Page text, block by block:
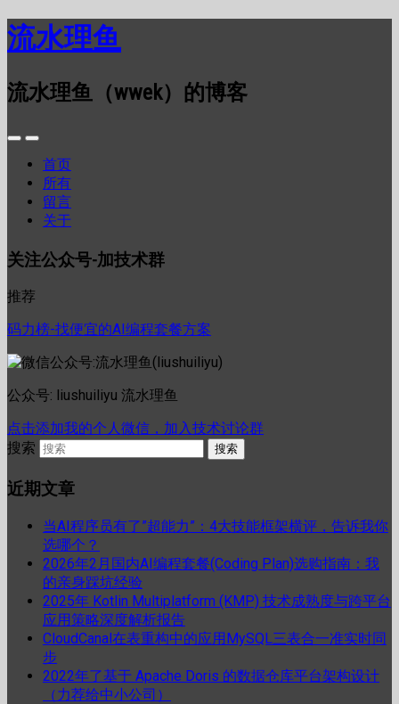
流水理鱼
流水理鱼（wwek）的博客
首页
所有
留言
关于
关注公众号-加技术群
推荐
码力榜-找便宜的AI编程套餐方案
公众号: liushuiliyu 流水理鱼
点击添加我的个人微信，加入技术讨论群
搜索
近期文章
当AI程序员有了”超能力”：4大技能框架横评，告诉我你
选哪个？
2026年2月国内AI编程套餐(Coding Plan)选购指南：我
的亲身踩坑经验
2025年 Kotlin Multiplatform (KMP) 技术成熟度与跨平台
应用策略深度解析报告
CloudCanal在表重构中的应用MySQL三表合一准实时同
步
2022年了基于 Apache Doris 的数据仓库平台架构设计
（力荐给中小公司）